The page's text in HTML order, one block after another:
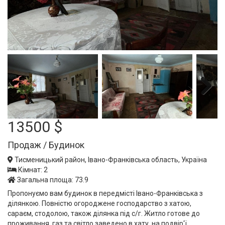
13500 $
Продаж / Будинок
Тисменицький район, Івано-Франківська область, Україна
Кімнат: 2
Загальна площа: 73.9
Пропонуємо вам будинок в передмісті Івано-Франківська з
ділянкою. Повністю огороджене господарство з хатою,
сараєм, стодолою, також ділянка під с/г. Житло готове до